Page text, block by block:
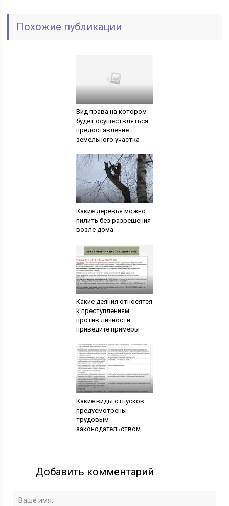
Похожие публикации
Вид права на котором
будет осуществляться
предоставление
земельного участка
Какие деревья можно
пилить без разрешения
возле дома
Какие деяния относятся
к преступлениям
против личности
приведите примеры
Какие виды отпусков
предусмотрены
трудовым
законодательством
Добавить комментарий